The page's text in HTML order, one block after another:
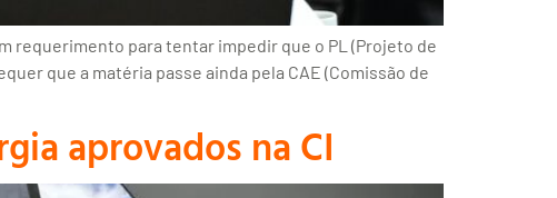
requerimento para tentar impedir que o PL (Projeto de
que a matéria passe ainda pela CAE (Comissão de
aprovados na CI